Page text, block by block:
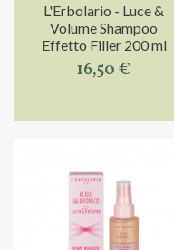
L'Erbolario - Luce &
Volume Shampoo
Effetto Filler 200 ml
16,50 €